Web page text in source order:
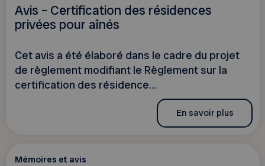
Avis – Certification des résidences
privées pour aînés
Cet avis a été élaboré dans le cadre du projet
de règlement modifiant le Règlement sur la
certification des résidence...
En savoir plus
Mémoires et avis